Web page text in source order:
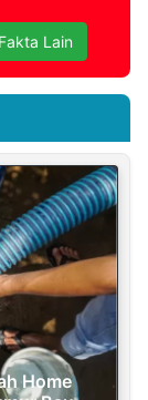
Lain
Home